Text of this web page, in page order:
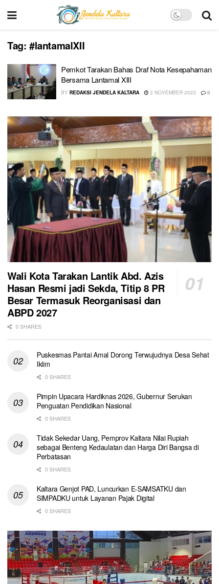
Tag: #lantamalXII
Pemkot Tarakan Bahas Draf Nota Kesepahaman
Bersama Lantamal XIII
BY REDAKSI JENDELA KALTARA 2 NOVEMBER 2023 0
Wali Kota Tarakan Lantik Abd. Azis
Hasan Resmi jadi Sekda, Titip 8 PR
Besar Termasuk Reorganisasi dan
ABPD 2027
0 SHARES
Puskesmas Pantai Amal Dorong Terwujudnya Desa Sehat
Iklim
0 SHARES
Pimpin Upacara Hardiknas 2026, Gubernur Serukan
Penguatan Pendidikan Nasional
0 SHARES
Tidak Sekedar Uang, Pemprov Kaltara Nilai Rupiah
sebagai Benteng Kedaulatan dan Harga Diri Bangsa di
Perbatasan
0 SHARES
Kaltara Genjot PAD, Luncurkan E-SAMSATKU dan
SIMPADKU untuk Layanan Pajak Digital
0 SHARES